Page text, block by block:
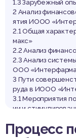
1.3 Зарубежный
2 Анализ
ятия ИООО
2.1 Общая
макс»
2.2 Анализ
2.3 Анализ
ООО
3 Пути
руда в ИООО
3.1 Мероприятия
ии и
ции и
Процесс